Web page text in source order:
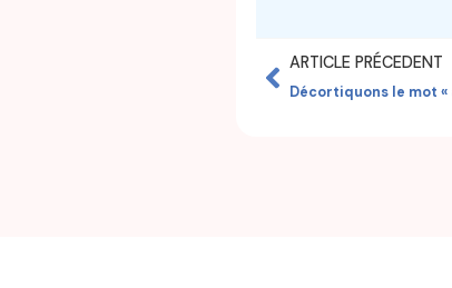
ARTICLE PRÉCEDENT
Décortiquons le mot